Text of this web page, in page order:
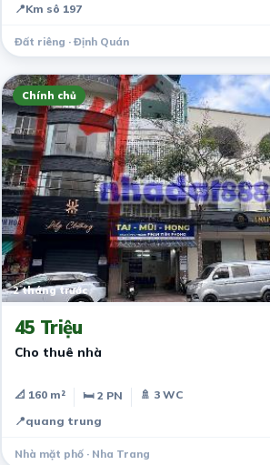
📍Km sô 197
Đất riêng · Định Quán
Chính chủ
2 tháng trước
45 Triệu
Cho thuê nhà
📐 160 m² 🛏 2 PN
🚿 3 WC
📍quang trung
Nhà mặt phố · Nha Trang